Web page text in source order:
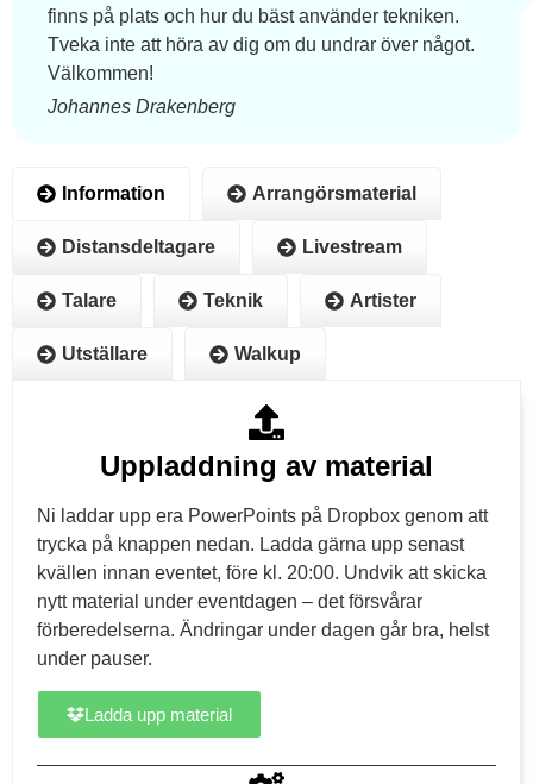
finns på plats och hur du bäst använder tekniken.
Tveka inte att höra av dig om du undrar över något.
Välkommen!
Johannes Drakenberg
Information Arrangörsmaterial
Distansdeltagare Livestream
Talare Teknik Artister
Utställare Walkup
Uppladdning av material
Ni laddar upp era PowerPoints på Dropbox genom att
trycka på knappen nedan. Ladda gärna upp senast
kvällen innan eventet, före kl. 20:00. Undvik att skicka
nytt material under eventdagen – det försvårar
förberedelserna. Ändringar under dagen går bra, helst
under pauser.
Ladda upp material